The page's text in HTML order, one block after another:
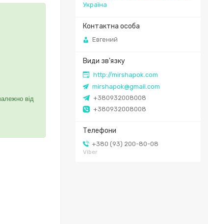
Україна
Евгений
http://mirshapok.com
mirshapok@gmail.com
+380932008008
+380932008008
+380 (93) 200-80-08
Viber
від